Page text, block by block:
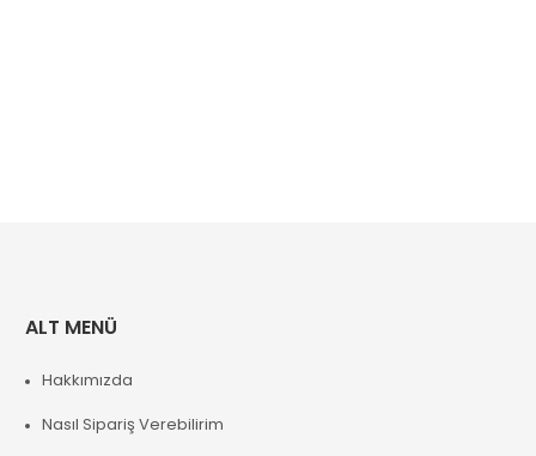
ALT MENÜ
Hakkımızda
Nasıl Sipariş Verebilirim